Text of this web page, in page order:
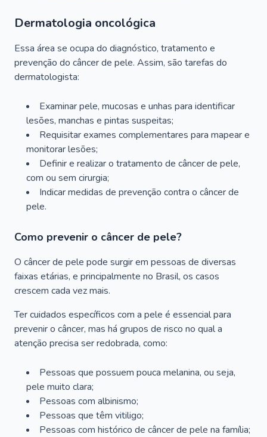
Dermatologia oncológica
Essa área se ocupa do diagnóstico, tratamento e
prevenção do câncer de pele. Assim, são tarefas do
dermatologista:
Examinar pele, mucosas e unhas para identificar
lesões, manchas e pintas suspeitas;
Requisitar exames complementares para mapear e
monitorar lesões;
Definir e realizar o tratamento de câncer de pele,
com ou sem cirurgia;
Indicar medidas de prevenção contra o câncer de
pele.
Como prevenir o câncer de pele?
O câncer de pele pode surgir em pessoas de diversas
faixas etárias, e principalmente no Brasil, os casos
crescem cada vez mais.
Ter cuidados específicos com a pele é essencial para
prevenir o câncer, mas há grupos de risco no qual a
atenção precisa ser redobrada, como:
Pessoas que possuem pouca melanina, ou seja,
pele muito clara;
Pessoas com albinismo;
Pessoas que têm vitiligo;
Pessoas com histórico de câncer de pele na família;